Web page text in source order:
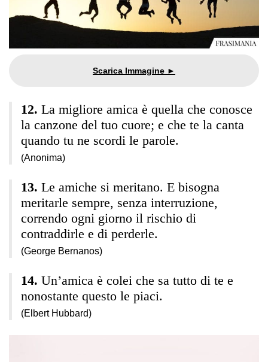
La migliore amica è quella che conosce
la canzone del tuo cuore; e che te la canta
quando tu ne scordi le parole.
(Anonima)
Le amiche si meritano. E bisogna
meritarle sempre, senza interruzione,
correndo ogni giorno il rischio di
contraddirle e di perderle.
(George Bernanos)
Un’amica è colei che sa tutto di te e
nonostante questo le piaci.
(Elbert Hubbard)